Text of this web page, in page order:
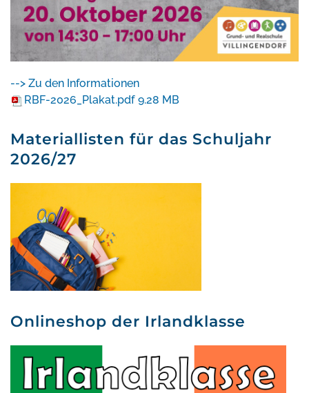
--> Zu den Informationen
RBF-2026_Plakat.pdf 9.28 MB
Materiallisten für das Schuljahr
2026/27
Onlineshop der Irlandklasse